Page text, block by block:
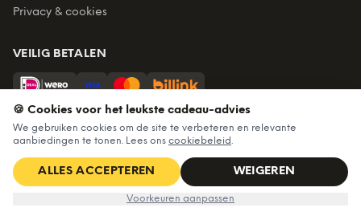
IN WINKELWAGEN
Privacy & cookies
VEILIG BETALEN
Billink = achteraf betalen
BEZORGING
Voor 22:45 besteld, morgen in huis. Gratis verzending vanaf
€60. Tot 365 dagen retourneren.
🍪 Cookies voor het leukste cadeau-advies
We gebruiken cookies om de site te verbeteren en relevante
aanbiedingen te tonen. Lees ons cookiebeleid.
ALLES ACCEPTEREN WEIGEREN
Voorkeuren aanpassen